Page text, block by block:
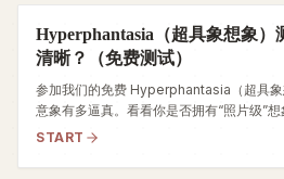
Hyperphantasia（超具象想象）
清晰？（免费测试）
参加我们的免费 Hyperphantasia（超具
意象有多逼真。看看你是否拥有“照片级”
眼。
START